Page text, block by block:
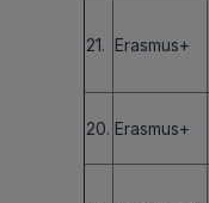
21. Erasmus+
20. Erasmus+